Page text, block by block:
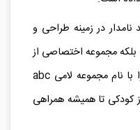
نامدار در زمینه طراحی و
مجموعه اختصاصی از
نام مجموعه لامی abc
کودکی تا همیشه همراهی